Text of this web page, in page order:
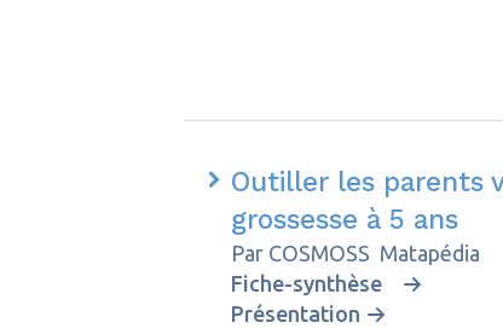
Outiller les parents
grossesse à 5 ans
Par COSMOSS Matapédia
Fiche-synthèse
Présentation